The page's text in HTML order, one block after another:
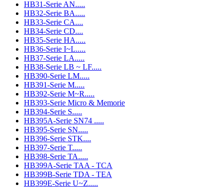
HB31-Serie AN.....
HB32-Serie BA.....
HB33-Serie CA....
HB34-Serie CD....
HB35-Serie HA.....
HB36-Serie I~L.....
HB37-Serie LA.....
HB38-Serie LB ~ LF.....
HB390-Serie LM.....
HB391-Serie M.....
HB392-Serie M~R.....
HB393-Serie Micro & Memorie
HB394-Serie S.....
HB395A-Serie SN74 .....
HB395-Serie SN.....
HB396-Serie STK....
HB397-Serie T.....
HB398-Serie TA.....
HB399A-Serie TAA - TCA
HB399B-Serie TDA - TEA
HB399E-Serie U~Z.....